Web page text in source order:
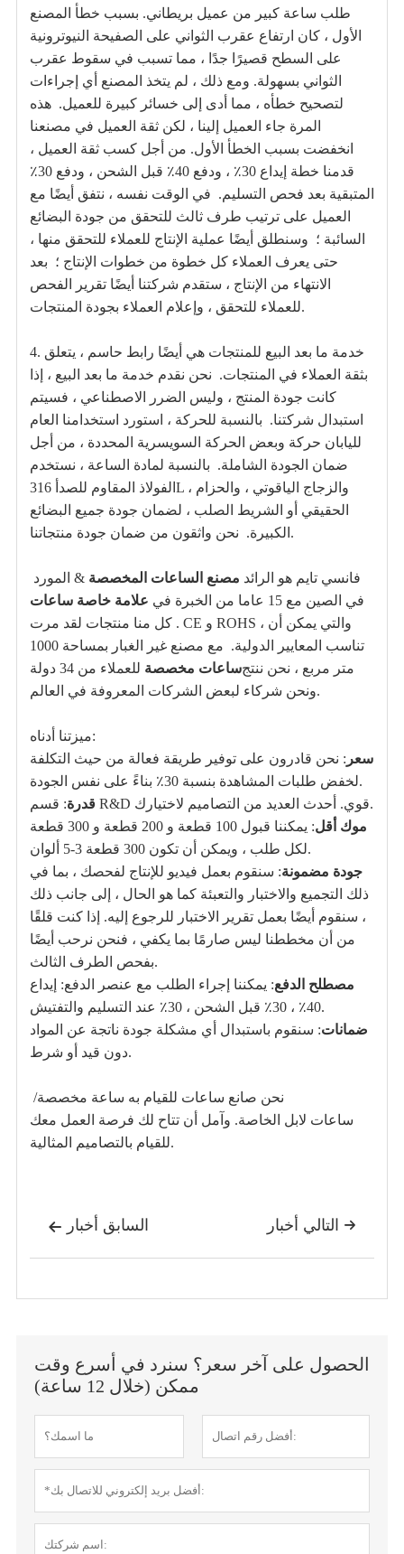
طلب ساعة كبير من عميل بريطاني. بسبب خطأ المصنع
الأول ، كان ارتفاع عقرب الثواني على الصفيحة النيوترونية
على السطح قصيرًا جدًا ، مما تسبب في سقوط عقرب
الثواني بسهولة. ومع ذلك ، لم يتخذ المصنع أي إجراءات
لتصحيح خطأه ، مما أدى إلى خسائر كبيرة للعميل. هذه
المرة جاء العميل إلينا ، لكن ثقة العميل في مصنعنا
انخفضت بسبب الخطأ الأول. من أجل كسب ثقة العميل ،
قدمنا ​​خطة إيداع 30٪ ، ودفع 40٪ قبل الشحن ، ودفع 30٪
المتبقية بعد فحص التسليم. في الوقت نفسه ، نتفق أيضًا مع
العميل على ترتيب طرف ثالث للتحقق من جودة البضائع
السائبة ؛ وسنطلق أيضًا عملية الإنتاج للعملاء للتحقق منها ،
حتى يعرف العملاء كل خطوة من خطوات الإنتاج ؛ بعد
الانتهاء من الإنتاج ، ستقدم شركتنا أيضًا تقرير الفحص
للعملاء للتحقق ، وإعلام العملاء بجودة المنتجات.
4. خدمة ما بعد البيع للمنتجات هي أيضًا رابط حاسم ، يتعلق
بثقة العملاء في المنتجات. نحن نقدم خدمة ما بعد البيع ، إذا
كانت جودة المنتج ، وليس الضرر الاصطناعي ، فسيتم
استبدال شركتنا. بالنسبة للحركة ، استورد استخدامنا العام
لليابان حركة وبعض الحركة السويسرية المحددة ، من أجل
ضمان الجودة الشاملة. بالنسبة لمادة الساعة ، نستخدم
الفولاذ المقاوم للصدأ 316L ، والزجاج الياقوتي ، والحزام
الحقيقي أو الشريط الصلب ، لضمان جودة جميع البضائع
الكبيرة. نحن واثقون من ضمان جودة منتجاتنا.
فانسي تايمهو الرائد مصنع الساعات المخصصة & المورد
في الصين مع 15 عاما من الخبرة في
علامة خاصة ساعات
.كل منا منتجات لقد مرت CE و ROHS ، والتي يمكن أن
تناسب المعايير الدولية.
مع مصنع غير الغبار بمساحة 1000
متر مربع ، نحن ننتجساعات مخصصة
للعملاء من 34 دولة
ونحن شركاء لبعض الشركات المعروفة في العالم.
ميزتنا أدناه:
سعر : نحن قادرون على توفير طريقة فعالة من حيث التكلفة
لخفض طلبات المشاهدة بنسبة 30٪ بناءً على نفس الجودة.
قدرة
: قسم R&D قوي. أحدث العديد من التصاميم لاختيارك.
موك أقل
: يمكننا قبول 100 قطعة و 200 قطعة و 300 قطعة
لكل طلب ، ويمكن أن تكون 300 قطعة 3-5 ألوان.
جودة مضمونة: سنقوم بعمل فيديو للإنتاج لفحصك ، بما في
ذلك التجميع والاختبار والتعبئة كما هو الحال ، إلى جانب ذلك
، سنقوم أيضًا بعمل تقرير الاختبار للرجوع إليه. إذا كنت قلقًا
من أن مخططنا ليس صارمًا بما يكفي ، فنحن نرحب أيضًا
بفحص الطرف الثالث.
مصطلح الدفع: يمكننا إجراء الطلب مع عنصر الدفع: إيداع
40٪ ، 30٪ قبل الشحن ، 30٪ عند التسليم والتفتيش.
ضمانات: سنقوم باستبدال أي مشكلة جودة ناتجة عن المواد
دون قيد أو شرط.
نحن صانع ساعات للقيام به ساعة مخصصة/
ساعات لابل الخاصة. وآمل أن تتاح لك فرصة العمل معك
للقيام بالتصاميم المثالية.
 السابق أخبار  التالي أخبار
الحصول على آخر سعر؟ سنرد في أسرع وقت
ممكن (خلال 12 ساعة)